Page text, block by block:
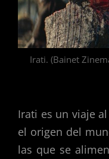
Irati. (Bainet
Irati es un viaje
el origen del
las que se